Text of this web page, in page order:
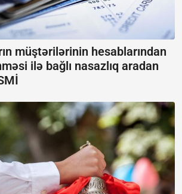
müştərilərinin hesablarından
ilə bağlı nasazlıq aradan